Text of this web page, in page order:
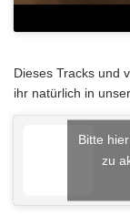
Dieses Tracks und
ihr natürlich in
Bitte
zu